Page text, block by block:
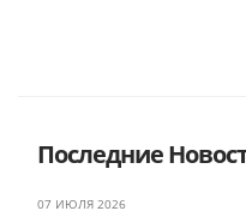
Последние
07 ИЮЛЯ 2026